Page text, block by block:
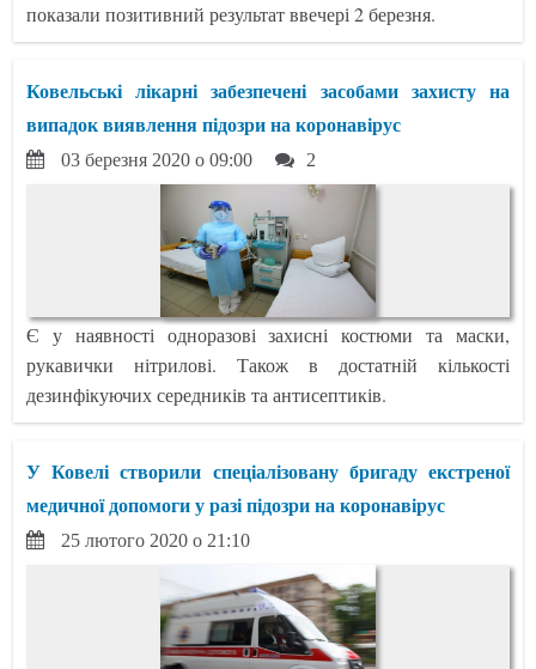
показали позитивний результат ввечері 2 березня.
Ковельські лікарні забезпечені засобами захисту на
випадок виявлення підозри на коронавірус
03 березня 2020 о 09:00 2
Є у наявності одноразові захисні костюми та маски,
рукавички нітрилові. Також в достатній кількості
дезинфікуючих середників та антисептиків.
У Ковелі створили спеціалізовану бригаду екстреної
медичної допомоги у разі підозри на коронавірус
25 лютого 2020 о 21:10